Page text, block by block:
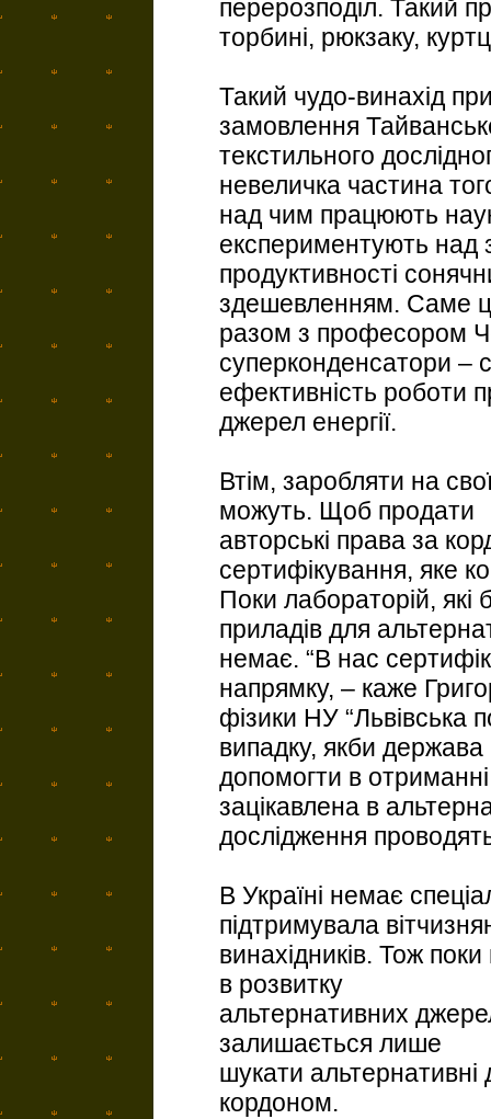
перерозподіл. Такий
торбині, рюкзаку,
Такий чудо-винахід
замовлення
текстильного
невеличка частина
над чим працюють
експериментують над
продуктивності
здешевленням. Саме
разом з професором
суперконденсатори –
ефективність роботи
джерел енергії.
Втім, заробляти на
можуть. Щоб продати
авторські права за
сертифікування, яке
Поки лабораторій, які
приладів для
немає. “В нас
напрямку, – каже
фізики НУ “Львівська
випадку, якби держава
допомогти в
зацікавлена в
дослідження
В Україні немає
підтримувала
винахідників. Тож
в розвитку
альтернативних
залишається лише
шукати
кордоном.